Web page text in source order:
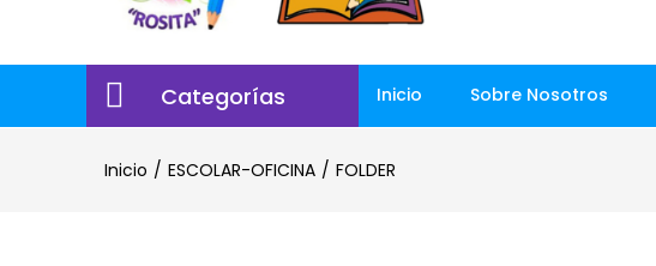
Categorías Inicio Sobre Nosotros
Inicio ESCOLAR-OFICINA FOLDER